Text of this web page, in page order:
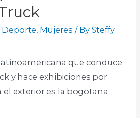
Deporte, Mujeres / BySteffy
que conduce
y hace exhibiciones por
el exterior es la bogotana